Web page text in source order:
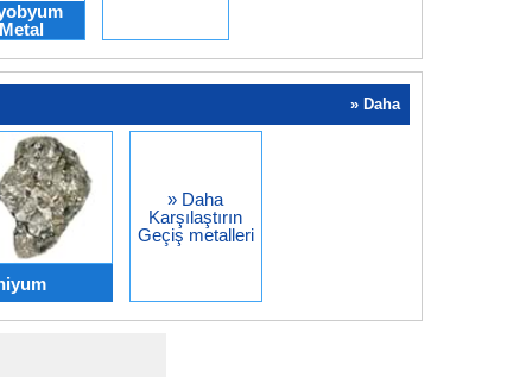
Metal
» Daha
» Daha
Karşılaştırın
Geçiş metalleri